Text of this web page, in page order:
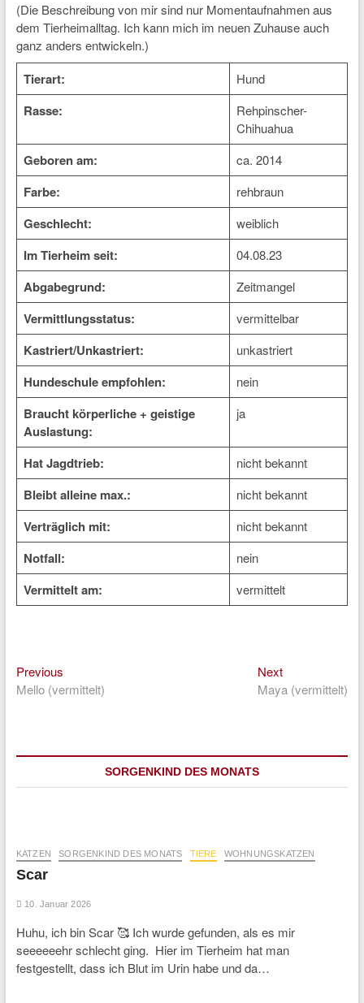
(Die Beschreibung von mir sind nur Momentaufnahmen aus
dem Tierheimalltag. Ich kann mich im neuen Zuhause auch
ganz anders entwickeln.)
Tierart: Hund
Rasse:
Rehpinscher-
Chihuahua
Geboren am: ca. 2014
Farbe: rehbraun
Geschlecht: weiblich
Im Tierheim seit: 04.08.23
Abgabegrund: Zeitmangel
Vermittlungsstatus: vermittelbar
Kastriert/Unkastriert: unkastriert
Hundeschule empfohlen: nein
Braucht körperliche + geistige
Auslastung:
ja
Hat Jagdtrieb: nicht bekannt
Bleibt alleine max.: nicht bekannt
Verträglich mit: nicht bekannt
Notfall: nein
Vermittelt am: vermittelt
Beitragsnavigation
PreviousPrevious
post:
Mello (vermittelt)
NextNext
post:
Maya (vermittelt)
SORGENKIND DES MONATS
KATZEN SORGENKIND DES MONATS TIERE WOHNUNGSKATZEN
Scar
10. Januar 2026
Huhu, ich bin Scar 🥰 Ich wurde gefunden, als es mir
seeeeeehr schlecht ging. Hier im Tierheim hat man
festgestellt, dass ich Blut im Urin habe und da…